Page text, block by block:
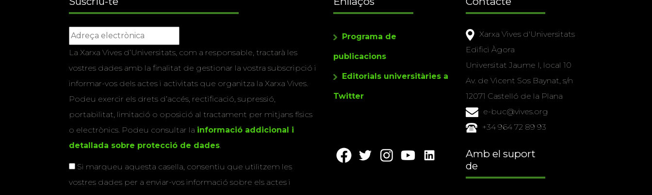
La Xarxa Vives d’Universitats, com a responsable, tractarà les
vostres dades amb la finalitat de gestionar la vostra subscripció i
informar-vos dels actes i activitats que organitza la Xarxa Vives.
Podeu exercir els drets d’accés, rectificació, supressió,
portabilitat, limitació o oposició al tractament per mitjans físics
o electrònics. Podeu consultar la informació addicional i
detallada sobre protecció de dades.
Si marqueu aquesta casella, consentiu que utilitzem les
vostres dades per a enviar-vos informació sobre els actes i
Programa de
publicacions
Editorials universitàries a
Twitter
Xarxa Vives d'Universitats
Edifici Àgora
Universitat Jaume I, local 10
Av. de Vicent Sos Baynat, s/n
12071 Castelló de la Plana
e-buc@vives.org
+34 964 72 89 93
Amb el suport
de